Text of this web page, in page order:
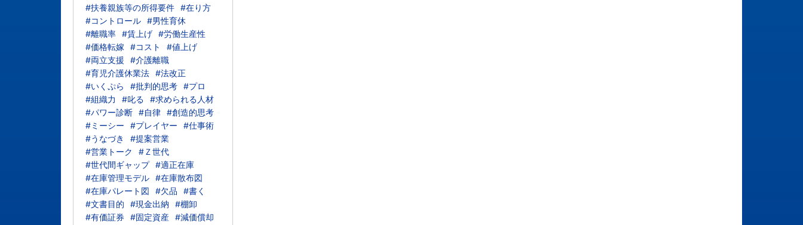
#扶養親族等の所得要件 #在り方
#コントロール #男性育休
#離職率 #賃上げ #労働生産性
#価格転嫁
#コスト
#値上げ
#両立支援
#介護離職
#育児介護休業法 #法改正
#いくぷら
#批判的思考 #プロ
#組織力
#叱る
#求められる人材
#パワー診断 #自律 #創造的思考
#ミーシー
#プレイヤー
#仕事術
#うなづき
#提案営業
#営業トーク
#Ｚ世代
#世代間ギャップ #適正在庫
#在庫管理モデル #在庫散布図
#在庫パレート図
#欠品
#書く
#文書目的
#現金出納
#棚卸
#有価証券
#固定資産 #減価償却